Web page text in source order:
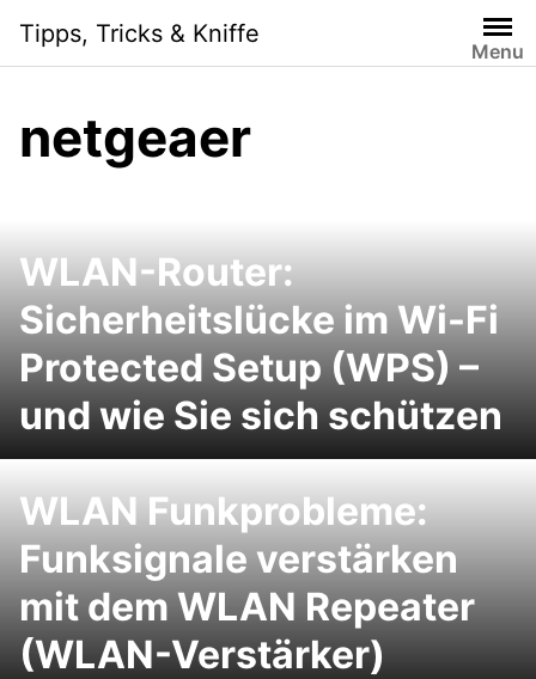
content
Tipps, Tricks & Kniffe
Menu
netgeaer
WLAN-Router:
Sicherheitslücke im Wi-Fi
Protected Setup (WPS) –
und wie Sie sich schützen
WLAN Funkprobleme:
Funksignale verstärken
mit dem WLAN Repeater
(WLAN-Verstärker)